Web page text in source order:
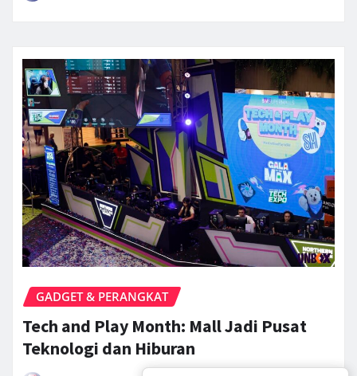
GADGET & PERANGKAT
Tech and Play Month: Mall Jadi Pusat
Teknologi dan Hiburan